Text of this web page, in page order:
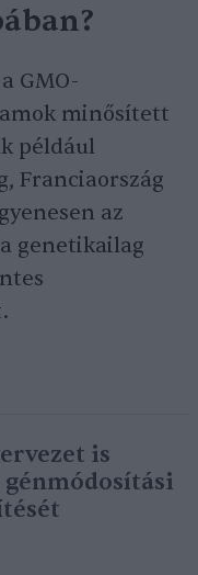
GMO-
minősített
például
Franciaország
az
genetikailag
is